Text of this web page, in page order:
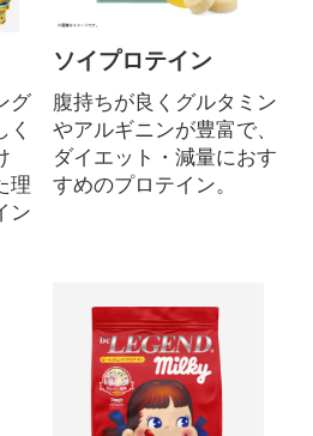
グ
く
理
ン
ソイプロテイン
腹持ちが良くグルタミン
やアルギニンが豊富で、
ダイエット・減量におす
すめのプロテイン。